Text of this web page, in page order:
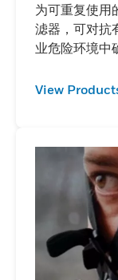
为可重复使用
滤器，可对抗
业危险环境中
View